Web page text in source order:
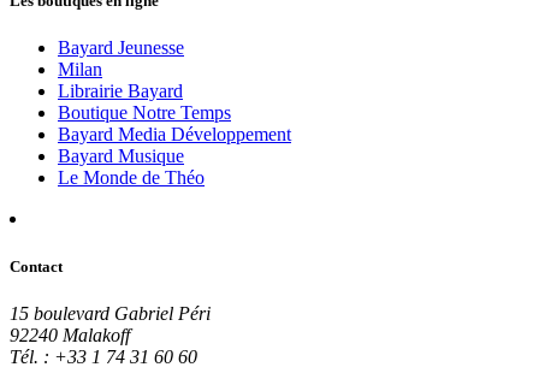
Bayard Jeunesse
Milan
Librairie Bayard
Boutique Notre Temps
Bayard Media Développement
Bayard Musique
Le Monde de Théo
Contact
15 boulevard Gabriel Péri
92240 Malakoff
Tél. : +33 1 74 31 60 60